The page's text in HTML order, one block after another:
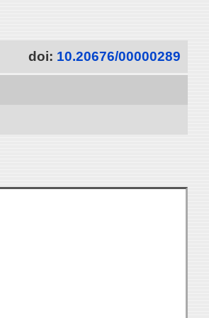
doi: 10.20676/00000289